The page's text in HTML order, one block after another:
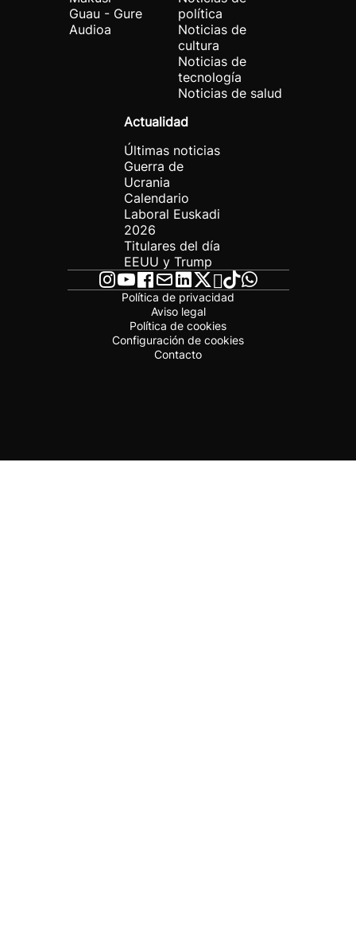
Guau - Gure
Audioa
política
Noticias de
cultura
Noticias de
tecnología
Noticias de salud
Actualidad
Últimas noticias
Guerra de
Ucrania
Calendario
Laboral Euskadi
2026
Titulares del día
EEUU y Trump
Política de privacidad
Aviso legal
Política de cookies
Configuración de cookies
Contacto